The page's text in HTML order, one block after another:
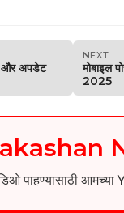
और अपडेट
NEXT
मोबाइल
2025
पाहण्यासाठी